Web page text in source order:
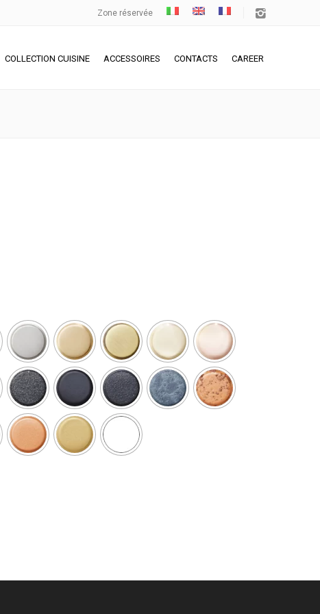
Zone réservée
COLLECTION CUISINE ACCESSOIRES CONTACTS CAREER